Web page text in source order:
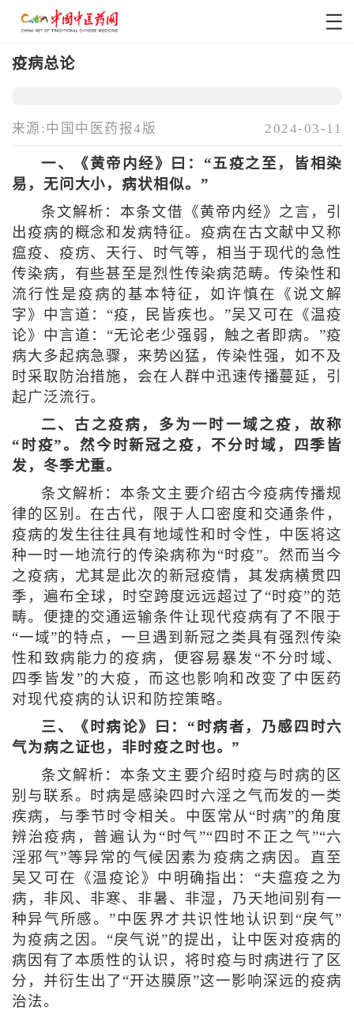
疫病总论
来源:中国中医药报4版 2024-03-11
一、《黄帝内经》曰：“五疫之至，皆相染
易，无问大小，病状相似。”
条文解析：本条文借《黄帝内经》之言，引
出疫病的概念和发病特征。疫病在古文献中又称
瘟疫、疫疠、天行、时气等，相当于现代的急性
传染病，有些甚至是烈性传染病范畴。传染性和
流行性是疫病的基本特征，如许慎在《说文解
字》中言道：“疫，民皆疾也。”吴又可在《温疫
论》中言道：“无论老少强弱，触之者即病。”疫
病大多起病急骤，来势凶猛，传染性强，如不及
时采取防治措施，会在人群中迅速传播蔓延，引
起广泛流行。
二、古之疫病，多为一时一域之疫，故称
“时疫”。然今时新冠之疫，不分时域，四季皆
发，冬季尤重。
条文解析：本条文主要介绍古今疫病传播规
律的区别。在古代，限于人口密度和交通条件，
疫病的发生往往具有地域性和时令性，中医将这
种一时一地流行的传染病称为“时疫”。然而当今
之疫病，尤其是此次的新冠疫情，其发病横贯四
季，遍布全球，时空跨度远远超过了“时疫”的范
畴。便捷的交通运输条件让现代疫病有了不限于
“一域”的特点，一旦遇到新冠之类具有强烈传染
性和致病能力的疫病，便容易暴发“不分时域、
四季皆发”的大疫，而这也影响和改变了中医药
对现代疫病的认识和防控策略。
三、《时病论》曰：“时病者，乃感四时六
气为病之证也，非时疫之时也。”
条文解析：本条文主要介绍时疫与时病的区
别与联系。时病是感染四时六淫之气而发的一类
疾病，与季节时令相关。中医常从“时病”的角度
辨治疫病，普遍认为“时气”“四时不正之气”“六
淫邪气”等异常的气候因素为疫病之病因。直至
吴又可在《温疫论》中明确指出：“夫瘟疫之为
病，非风、非寒、非暑、非湿，乃天地间别有一
种异气所感。”中医界才共识性地认识到“戾气”
为疫病之因。“戾气说”的提出，让中医对疫病的
病因有了本质性的认识，将时疫与时病进行了区
分，并衍生出了“开达膜原”这一影响深远的疫病
治法。